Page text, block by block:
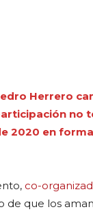
Herrero
2020 en
co-
de que los